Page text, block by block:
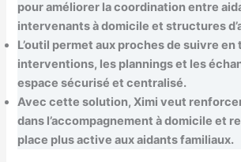
pour améliorer la coordination entre
intervenants à domicile et structures
L’outil permet aux proches de suivre en
interventions, les plannings et les
espace sécurisé et centralisé.
Avec cette solution, Ximi veut
dans l’accompagnement à domicile et
place plus active aux aidants familiaux.